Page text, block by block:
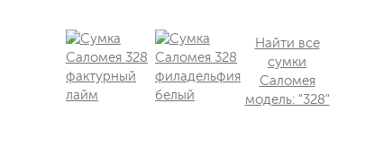
Найти все
сумки
Саломея
модель: "328"